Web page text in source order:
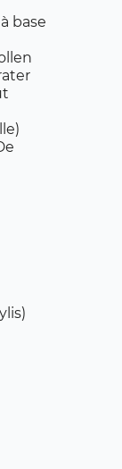
à base